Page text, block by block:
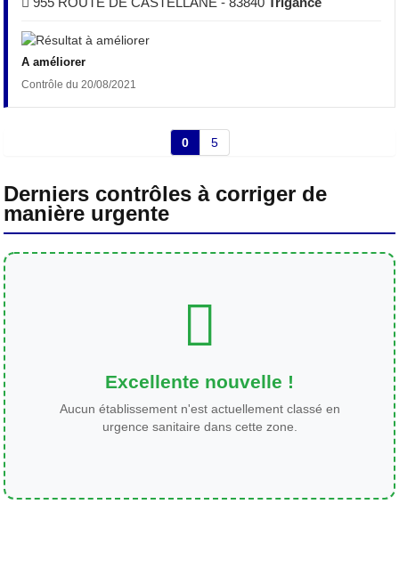
A améliorer
Contrôle du 20/08/2021
0 5
Derniers contrôles à corriger de
manière urgente
Excellente nouvelle !
Aucun établissement n'est actuellement classé en
urgence sanitaire dans cette zone.